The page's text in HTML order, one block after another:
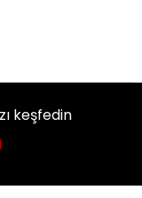
keşfedin